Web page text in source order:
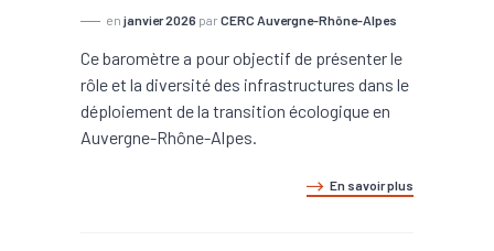
en janvier 2026 par CERC Auvergne-Rhône-Alpes
Ce baromètre a pour objectif de présenter le
rôle et la diversité des infrastructures dans le
déploiement de la transition écologique en
Auvergne-Rhône-Alpes.
En savoir plus